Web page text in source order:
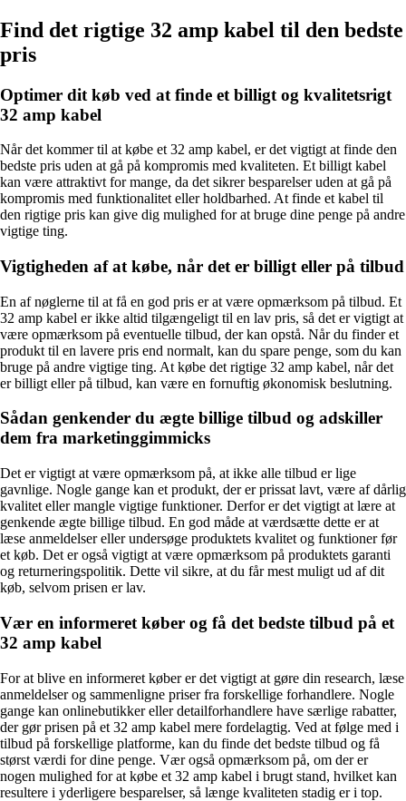
Find det rigtige 32 amp kabel til den bedste
pris
Optimer dit køb ved at finde et billigt og kvalitetsrigt
32 amp kabel
Når det kommer til at købe et 32 amp kabel, er det vigtigt at finde den
bedste pris uden at gå på kompromis med kvaliteten. Et billigt kabel
kan være attraktivt for mange, da det sikrer besparelser uden at gå på
kompromis med funktionalitet eller holdbarhed. At finde et kabel til
den rigtige pris kan give dig mulighed for at bruge dine penge på andre
vigtige ting.
Vigtigheden af at købe, når det er billigt eller på tilbud
En af nøglerne til at få en god pris er at være opmærksom på tilbud. Et
32 amp kabel er ikke altid tilgængeligt til en lav pris, så det er vigtigt at
være opmærksom på eventuelle tilbud, der kan opstå. Når du finder et
produkt til en lavere pris end normalt, kan du spare penge, som du kan
bruge på andre vigtige ting. At købe det rigtige 32 amp kabel, når det
er billigt eller på tilbud, kan være en fornuftig økonomisk beslutning.
Sådan genkender du ægte billige tilbud og adskiller
dem fra marketinggimmicks
Det er vigtigt at være opmærksom på, at ikke alle tilbud er lige
gavnlige. Nogle gange kan et produkt, der er prissat lavt, være af dårlig
kvalitet eller mangle vigtige funktioner. Derfor er det vigtigt at lære at
genkende ægte billige tilbud. En god måde at værdsætte dette er at
læse anmeldelser eller undersøge produktets kvalitet og funktioner før
et køb. Det er også vigtigt at være opmærksom på produktets garanti
og returneringspolitik. Dette vil sikre, at du får mest muligt ud af dit
køb, selvom prisen er lav.
Vær en informeret køber og få det bedste tilbud på et
32 amp kabel
For at blive en informeret køber er det vigtigt at gøre din research, læse
anmeldelser og sammenligne priser fra forskellige forhandlere. Nogle
gange kan onlinebutikker eller detailforhandlere have særlige rabatter,
der gør prisen på et 32 amp kabel mere fordelagtig. Ved at følge med i
tilbud på forskellige platforme, kan du finde det bedste tilbud og få
størst værdi for dine penge. Vær også opmærksom på, om der er
nogen mulighed for at købe et 32 amp kabel i brugt stand, hvilket kan
resultere i yderligere besparelser, så længe kvaliteten stadig er i top.